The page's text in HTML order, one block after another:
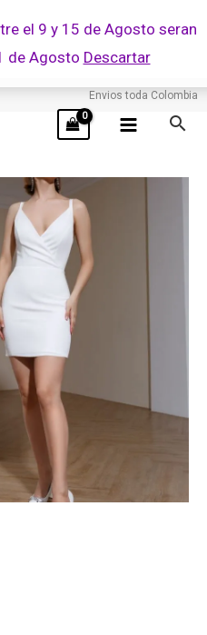
el 9 y 15 de Agosto seran
de Agosto Descartar
Envios toda Colombia